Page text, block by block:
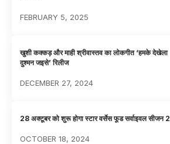
FEBRUARY 5, 2025
खुशी कक्कड़ और माही श्रीवास्तव का लोकगीत ‘हमके देखेला
दुश्मन जइसे’ रिलीज
DECEMBER 27, 2024
28 अक्टूबर को शुरू होगा स्टार वर्सेस फूड सर्वाइवल सीजन 2
OCTOBER 18, 2024